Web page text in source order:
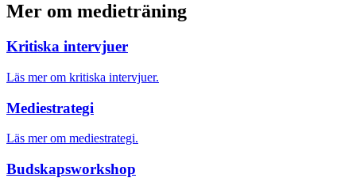
Mer om medieträning
Kritiska intervjuer
Läs mer om kritiska intervjuer.
Mediestrategi
Läs mer om mediestrategi.
Budskapsworkshop